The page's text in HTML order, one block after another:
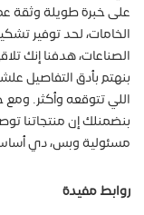
على خبرة طويلة وثقة
الخامات، لحد توفير
الصناعات، هدفنا إنك
بنهتم بأدق التفاصيل
اللي تتوقعه وأكثر.
بنضمنلك إن منتجاتنا
مسئولية وبس، دي أساس
روابط مفيدة